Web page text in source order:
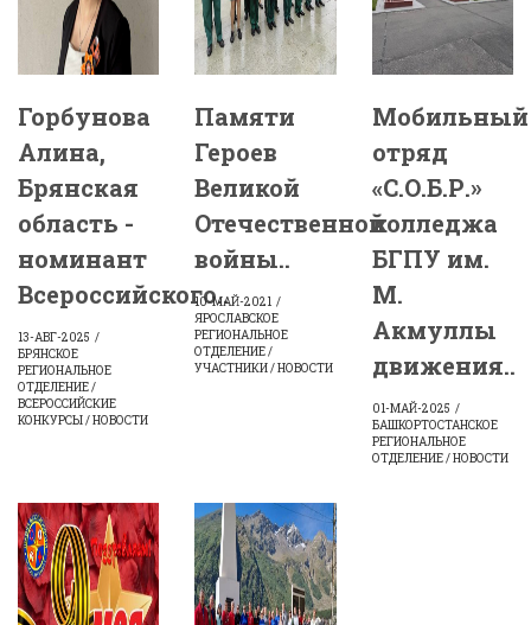
Горбунова
Алина,
Брянская
область -
номинант
Всероссийского..
13-АВГ-2025
БРЯНСКОЕ
РЕГИОНАЛЬНОЕ
ОТДЕЛЕНИЕ /
ВСЕРОССИЙСКИЕ
КОНКУРСЫ / НОВОСТИ
Памяти
Героев
Великой
Отечественной
войны..
10-МАЙ-2021
ЯРОСЛАВСКОЕ
РЕГИОНАЛЬНОЕ
ОТДЕЛЕНИЕ /
УЧАСТНИКИ / НОВОСТИ
Мобильный
отряд
«С.О.Б.Р.»
колледжа
БГПУ им.
М.
Акмуллы
движения..
01-МАЙ-2025
БАШКОРТОСТАНСКОЕ
РЕГИОНАЛЬНОЕ
ОТДЕЛЕНИЕ / НОВОСТИ